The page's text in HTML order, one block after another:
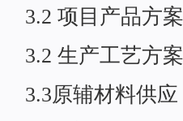
3.2 项目产品方案
3.2 生产工艺方案
3.3原辅材料供应